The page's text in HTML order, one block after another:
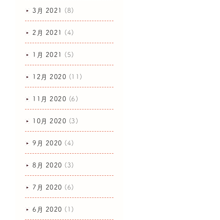
3月 2021 (8)
2月 2021 (4)
1月 2021 (5)
12月 2020 (11)
11月 2020 (6)
10月 2020 (3)
9月 2020 (4)
8月 2020 (3)
7月 2020 (6)
6月 2020 (1)